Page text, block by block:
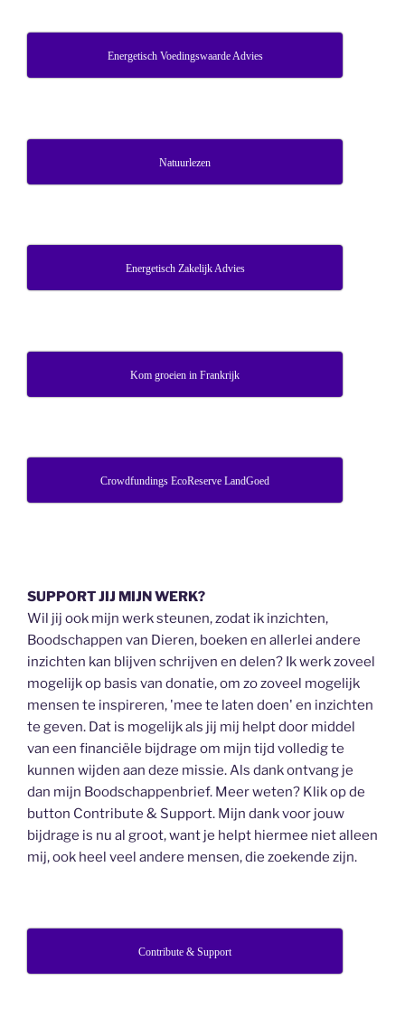
Energetisch Voedingswaarde Advies
Natuurlezen
Energetisch Zakelijk Advies
Kom groeien in Frankrijk
Crowdfundings EcoReserve LandGoed
SUPPORT JIJ MIJN WERK?
Wil jij ook mijn werk steunen, zodat ik inzichten,
Boodschappen van Dieren, boeken en allerlei andere
inzichten kan blijven schrijven en delen? Ik werk zoveel
mogelijk op basis van donatie, om zo zoveel mogelijk
mensen te inspireren, 'mee te laten doen' en inzichten
te geven. Dat is mogelijk als jij mij helpt door middel
van een financiële bijdrage om mijn tijd volledig te
kunnen wijden aan deze missie. Als dank ontvang je
dan mijn Boodschappenbrief. Meer weten? Klik op de
button Contribute & Support. Mijn dank voor jouw
bijdrage is nu al groot, want je helpt hiermee niet alleen
mij, ook heel veel andere mensen, die zoekende zijn.
Contribute & Support